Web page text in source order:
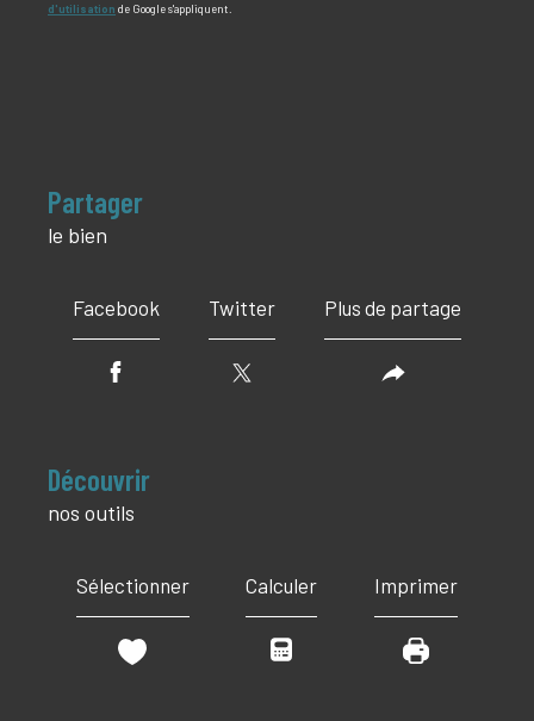
d'utilisation de Google s'appliquent.
partager
le bien
Facebook Twitter Plus de partage
découvrir
nos outils
Sélectionner Calculer Imprimer